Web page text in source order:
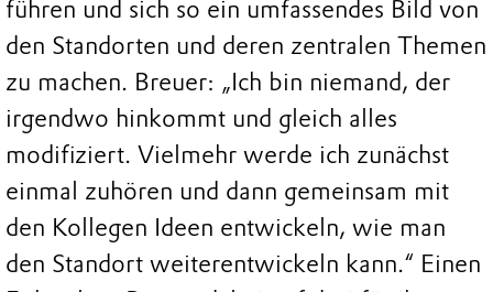
führen und sich so ein umfassendes Bild von
den Standorten und deren zentralen Themen
zu machen. Breuer: „Ich bin niemand, der
irgendwo hinkommt und gleich alles
modifiziert. Vielmehr werde ich zunächst
einmal zuhören und dann gemeinsam mit
den Kollegen Ideen entwickeln, wie man
den Standort weiterentwickeln kann.“ Einen